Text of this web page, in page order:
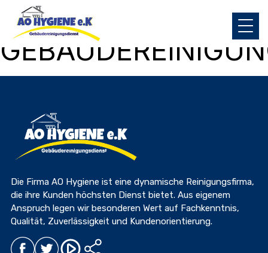
Die Firma AO Hygiene ist eine dynamische Reinigungsfirma,
die ihre Kunden höchsten Dienst bietet. Aus eigenem
Anspruch legen wir besonderen Wert auf Fachkenntnis,
Qualität, Zuverlässigkeit und Kundenorientierung.